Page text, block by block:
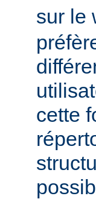
sur le
cette